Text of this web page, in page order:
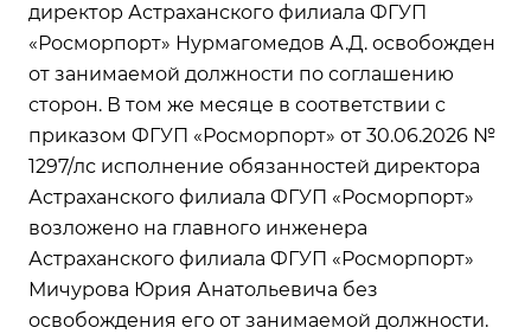
директор Астраханского филиала ФГУП
«Росморпорт» Нурмагомедов А.Д. освобожден
от занимаемой должности по соглашению
сторон. В том же месяце в соответствии с
приказом ФГУП «Росморпорт» от 30.06.2026 №
1297/лс исполнение обязанностей директора
Астраханского филиала ФГУП «Росморпорт»
возложено на главного инженера
Астраханского филиала ФГУП «Росморпорт»
Мичурова Юрия Анатольевича без
освобождения его от занимаемой должности.